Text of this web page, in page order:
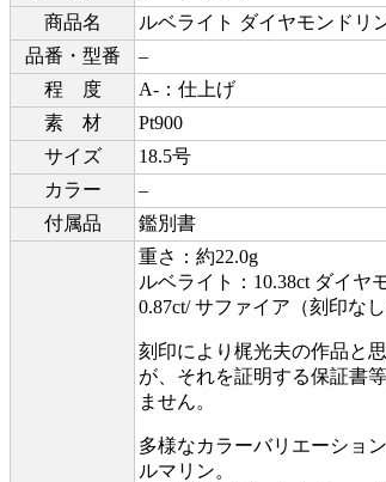
商品名
ルベライト ダイヤモンドリ
品番・型番
–
程 度
A-：仕上げ
素 材
Pt900
サイズ
18.5号
カラー
–
付属品
鑑別書
重さ：約22.0g
ルベライト：10.38ct ダイヤ
0.87ct/ サファイア（刻印なし
刻印により梶光夫の作品と
が、それを証明する保証書
ません。
多様なカラーバリエーショ
ルマリン。